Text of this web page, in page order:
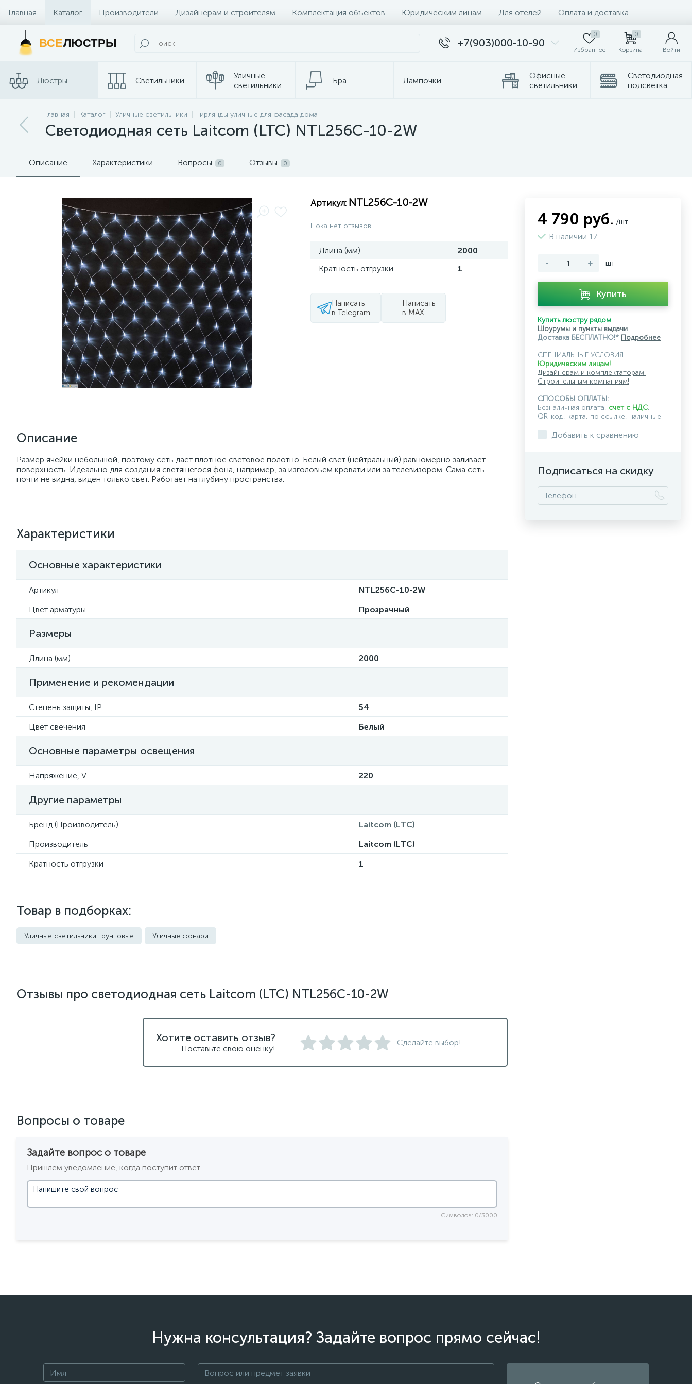
Главная Каталог Производители Дизайнерам и строителям Комплектация объектов Юридическим лицам Для отелей Оплата и доставка
Контакты и Магазины
ВСЕЛЮСТРЫ +7(903)000-10-90
0
Избранное
0
Корзина Войти
Люстры Светильники
Уличные
светильники
Бра Лампочки
Офисные
светильники
Светодиодная
подсветка
Споты Трековые системы Настольные лампы
Главная Каталог Уличные светильники Гирлянды уличные для фасада дома
Светодиодная сеть Laitcom (LTC) NTL256C-10-2W
Описание Характеристики Вопросы 0 Отзывы 0
Артикул: NTL256C-10-2W
Пока нет отзывов
Длина (мм)
2000
Кратность отгрузки
1
Написать
в Telegram
Написать
в MAX
Описание
Размер ячейки небольшой, поэтому сеть даёт плотное световое полотно. Белый свет (нейтральный) равномерно заливает
поверхность. Идеально для создания светящегося фона, например, за изголовьем кровати или за телевизором. Сама сеть
почти не видна, виден только свет. Работает на глубину пространства.
Характеристики
Основные характеристики
Артикул
NTL256C-10-2W
Цвет арматуры
Прозрачный
Размеры
Длина (мм) 2000
Применение и рекомендации
Степень защиты, IP
54
Цвет свечения
Белый
Основные параметры освещения
Напряжение, V 220
Другие параметры
Бренд (Производитель)
Laitcom (LTC)
Производитель
Laitcom (LTC)
Кратность отгрузки
1
Товар в подборках:
Уличные светильники грунтовые Уличные фонари
4 790 руб. /шт
В наличии 17
- + шт
Купить
Купить люстру рядом
Шоурумы и пункты выдачи
Доставка БЕСПЛАТНО!* Подробнее
СПЕЦИАЛЬНЫЕ УСЛОВИЯ:
Юридическим лицам!
Дизайнерам и комплектаторам!
Строительным компаниям!
СПОСОБЫ ОПЛАТЫ:
Безналичная оплата, счет с НДС,
QR-код, карта, по ссылке, наличные
Добавить к сравнению
Подписаться на скидку
Отзывы про светодиодная сеть Laitcom (LTC) NTL256C-10-2W
Хотите оставить отзыв?
Поставьте свою оценку!
Сделайте выбор!
Вопросы о товаре
Задайте вопрос о товаре
Пришлем уведомление, когда поступит ответ.
Символов: 0/3000
Нужна консультация? Задайте вопрос прямо сейчас!